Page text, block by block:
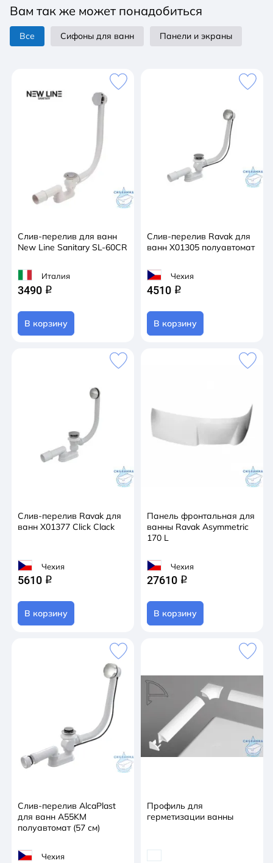
стены ванной комнаты, что позволяет получить
большую длину внутреннего пространства ванны,
нежели при размещении параллельно стене.
Вам так же может понадобиться
Все Сифоны для ванн Панели и экраны
Слив-перелив для ванн
New Line Sanitary SL-60CR
Италия
3490 q
В корзину
Слив-перелив Ravak для
ванн X01305 полуавтомат
Чехия
4510 q
В корзину
Слив-перелив Ravak для
ванн X01377 Click Clack
Чехия
5610 q
В корзину
Панель фронтальная для
ванны Ravak Asymmetric
170 L
Чехия
27610 q
В корзину
Слив-перелив AlcaPlast
для ванн A55KM
полуавтомат (57 см)
Чехия
Профиль для
герметизации ванны